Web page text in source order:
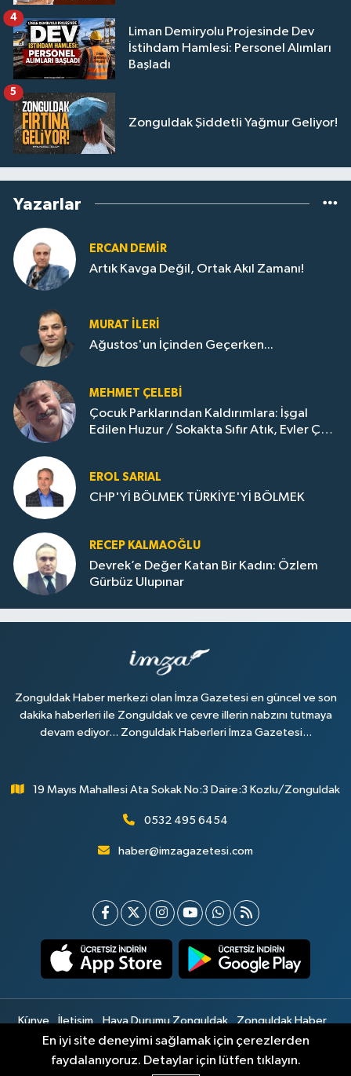
Liman Demiryolu Projesinde Dev
İstihdam Hamlesi: Personel Alımları
Başladı
4
Zonguldak Şiddetli Yağmur Geliyor!
5
Yazarlar
ERCAN DEMIR
Artık Kavga Değil, Ortak Akıl Zamanı!
MURAT İLERI
Ağustos'un İçinden Geçerken...
MEHMET ÇELEBI
Çocuk Parklarından Kaldırımlara: İşgal
Edilen Huzur / Sokakta Sıfır Atık, Evler Çöp
EROL SARIAL
CHP'Yİ BÖLMEK TÜRKİYE'Yİ BÖLMEK
RECEP KALMAOĞLU
Devrek’e Değer Katan Bir Kadın: Özlem
Gürbüz Ulupınar
Zonguldak Haber merkezi olan İmza Gazetesi en güncel ve son
dakika haberleri ile Zonguldak ve çevre illerin nabzını tutmaya
devam ediyor... Zonguldak Haberleri İmza Gazetesi...
19 Mayıs Mahallesi Ata Sokak No:3 Daire:3 Kozlu/Zonguldak
0532 495 6454
haber@imzagazetesi.com
Künye İletişim Hava Durumu Zonguldak
Zonguldak Haber
Gizlilik Sözleşmesi
Hizmet Şartları Sitemap
En iyi site deneyimi sağlamak için çerezlerden
faydalanıyoruz. Detaylar için lütfen tıklayın.